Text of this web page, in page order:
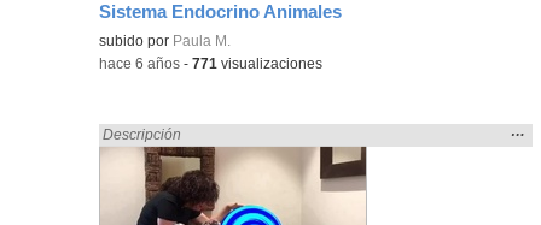
Sistema Endocrino Animales
subido por Paula M.
-hace 6 años -771 visualizaciones
Encontrado «ANIMALES» en:
Descripción
la
…